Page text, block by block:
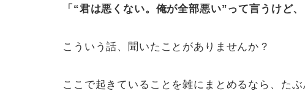
「“君は悪くない。俺が全部悪い”って言うけど
こういう話、聞いたことがありませんか？
ここで起きていることを雑にまとめるなら、たぶ